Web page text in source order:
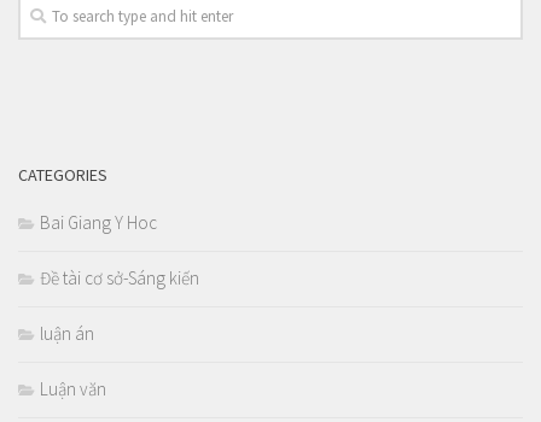
CATEGORIES
Bai Giang Y Hoc
Đề tài cơ sở-Sáng kiến
luận án
Luận văn